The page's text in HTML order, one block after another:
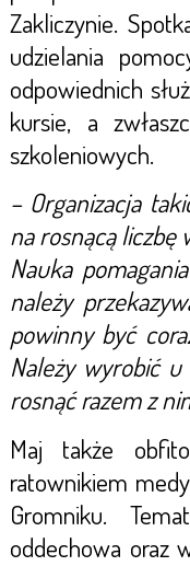
Zakliczynie.
udzielania
odpowiednich
kursie, a
szkoleniowych.
– Organizacja
na rosnącą liczbę
Nauka
należy
powinny być
Należy wyrobić
rosnąć razem z
Maj także
ratownikiem
Gromniku.
oddechowa oraz